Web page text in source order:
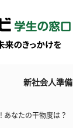
新社会人準備
あなたの干物度は？